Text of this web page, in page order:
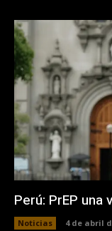
Perú: PrEP una
Noticias 4 de abril